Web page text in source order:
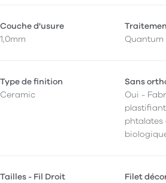
Couche d'usure
1,0mm
Quantum
Type de finition
Ceramic
Sans
Oui -
phtalates
Tailles - Fil Droit
Filet